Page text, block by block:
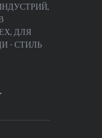
ДЛЯ
- СТИЛЬ